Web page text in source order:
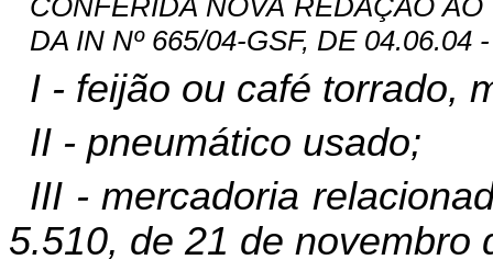
DA IN Nº 665/04-GSF, DE 04.06.04
I - feijão ou café torrado,
II - pneumático usado;
III - mercadoria
5.510, de 21 de novembro